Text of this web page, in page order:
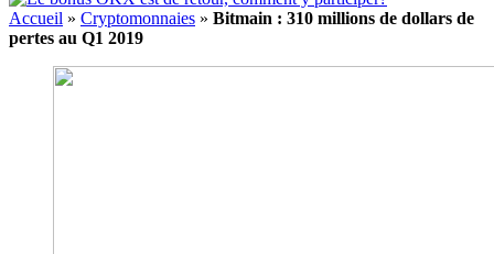
Accueil » Cryptomonnaies » Bitmain : 310 millions de dollars de
pertes au Q1 2019